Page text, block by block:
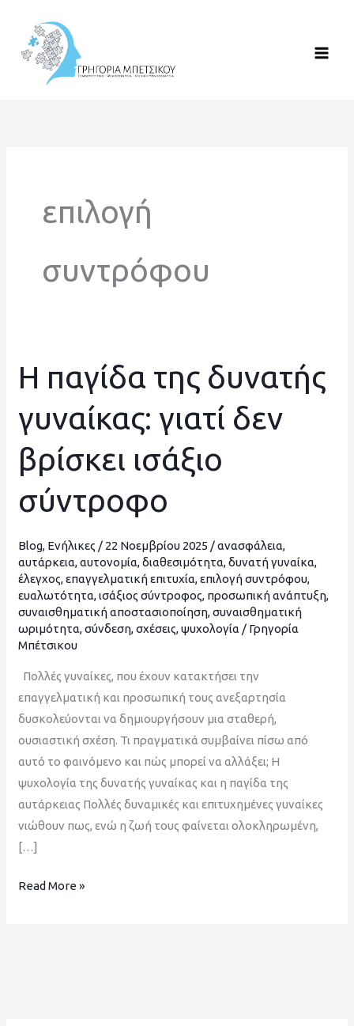
περιεχόμενο
επιλογή
συντρόφου
Η παγίδα της δυνατής
γυναίκας: γιατί δεν
βρίσκει ισάξιο
σύντροφο
Blog, Ενήλικες / 22 Νοεμβρίου 2025 /ανασφάλεια,
αυτάρκεια,αυτονομία,διαθεσιμότητα,δυνατή γυναίκα,
έλεγχος,επαγγελματική επιτυχία,επιλογή συντρόφου,
ευαλωτότητα,ισάξιος σύντροφος, προσωπική ανάπτυξη,
συναισθηματική αποστασιοποίηση,συναισθηματική
ωριμότητα,σύνδεση,σχέσεις,ψυχολογία / Γρηγορία
Μπέτσικου
Πολλές γυναίκες, που έχουν κατακτήσει την
επαγγελματική και προσωπική τους ανεξαρτησία
δυσκολεύονται να δημιουργήσουν μια σταθερή,
ουσιαστική σχέση. Τι πραγματικά συμβαίνει πίσω από
αυτό το φαινόμενο και πώς μπορεί να αλλάξει; Η
ψυχολογία της δυνατής γυναίκας και η παγίδα της
αυτάρκειας Πολλές δυναμικές και επιτυχημένες γυναίκες
νιώθουν πως, ενώ η ζωή τους φαίνεται ολοκληρωμένη,
[…]
Η
παγίδα
δυνατής
γυναίκας:
γιατί
δεν
βρίσκει
ισάξιο
σύντροφο
Read More »